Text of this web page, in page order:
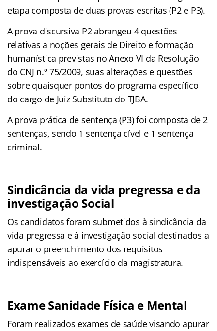
etapa composta de duas provas escritas (P2 e P3).
A prova discursiva P2 abrangeu 4 questões
relativas a noções gerais de Direito e formação
humanística previstas no Anexo VI da Resolução
do CNJ n.º 75/2009, suas alterações e questões
sobre quaisquer pontos do programa específico
do cargo de Juiz Substituto do TJBA.
A prova prática de sentença (P3) foi composta de 2
sentenças, sendo 1 sentença cível e 1 sentença
criminal.
Sindicância da vida pregressa e da
investigação Social
Os candidatos foram submetidos à sindicância da
vida pregressa e à investigação social destinados a
apurar o preenchimento dos requisitos
indispensáveis ao exercício da magistratura.
Exame Sanidade Física e Mental
Foram realizados exames de saúde visando apurar